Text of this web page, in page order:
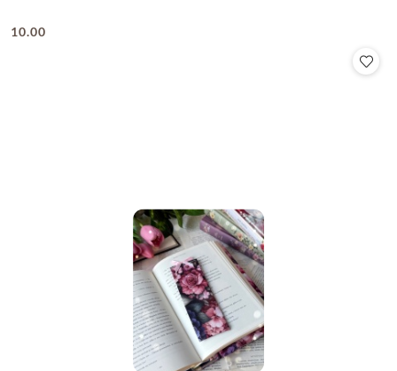
Cena:
10.00